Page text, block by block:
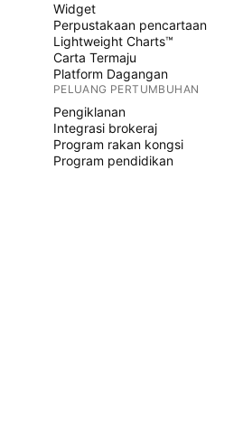
Widget
Perpustakaan pencartaan
Lightweight Charts™
Carta Termaju
Platform Dagangan
PELUANG PERTUMBUHAN
Pengiklanan
Integrasi brokeraj
Program rakan kongsi
Program pendidikan